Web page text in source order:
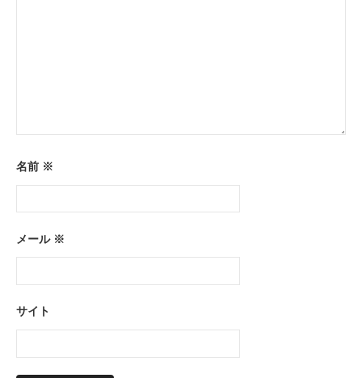
名前 ※
メール ※
サイト